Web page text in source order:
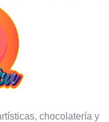
chocolatería y